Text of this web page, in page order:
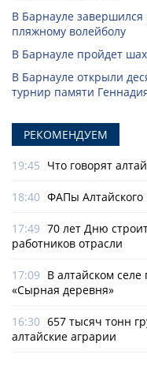
В Барнауле
пляжному волейболу
В Барнауле пройдет
В Барнауле открыли
турнир памяти
РЕКОМЕНДУЕМ
19:45 Что говорят
18:40 ФАПы Алтайского
17:49 70 лет Дню
работников отрасли
17:09 В алтайском
«Сырная деревня»
16:30 657 тысяч тонн
алтайские аграрии